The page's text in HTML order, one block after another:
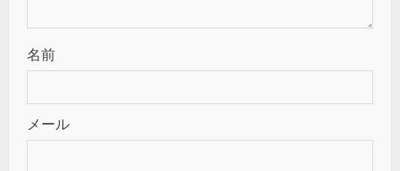
名前
メール